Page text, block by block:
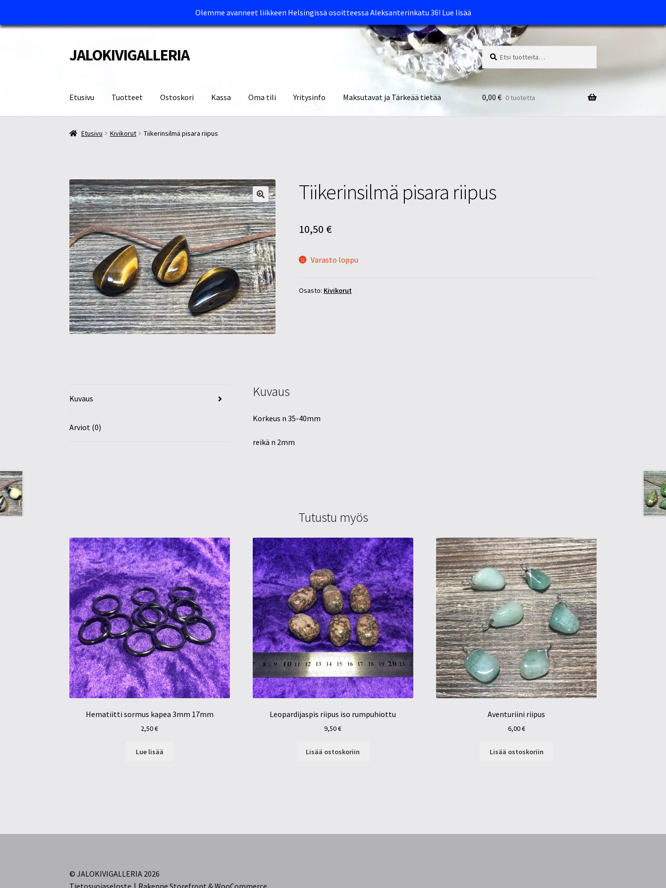
Olemme avanneet liikkeen Helsingissä osoitteessa Aleksanterinkatu 36! Lue lisää
Siirry
navigointiin
Siirry
sisältöön
JALOKIVIGALLERIA Etsi:
Haku
Etusivu Tuotteet Ostoskori Kassa Oma tili Yritysinfo Maksutavat ja Tärkeää tietää
Etusivu Kassa Maksutavat ja Tärkeää tietää
0,00 € 0 tuotetta
Etusivu Kivikorut Tiikerinsilmä pisara riipus
Tiikerinsilmä pisara riipus
10,50 €
Varasto loppu
Osasto: Kivikorut
Kuvaus
Arviot (0)
Kuvaus
Korkeus n 35-40mm
reikä n 2mm
Tutustu myös
Hematiitti sormus kapea 3mm 17mm
2,50€
Lue lisää
Leopardijaspis riipus iso rumpuhiottu
9,50€
Lisää ostoskoriin
Aventuriini riipus
6,00€
Lisää ostoskoriin
© JALOKIVIGALLERIA 2026
Tietosuojaseloste
Rakenne Storefront & WooCommerce